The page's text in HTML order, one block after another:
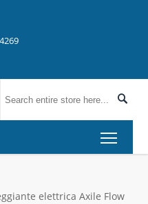

elettrica Axile Flow